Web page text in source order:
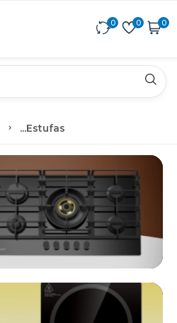
0 0 0
...Estufas